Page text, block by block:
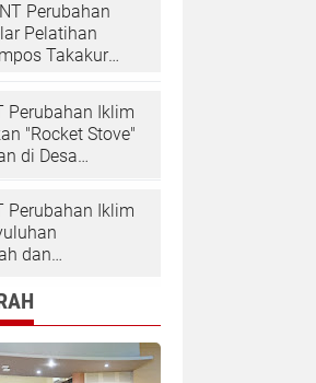
Perubahan
Pelatihan
Takakura
Perubahan Iklim
"Rocket Stove"
di Desa
Perubahan Iklim
dan